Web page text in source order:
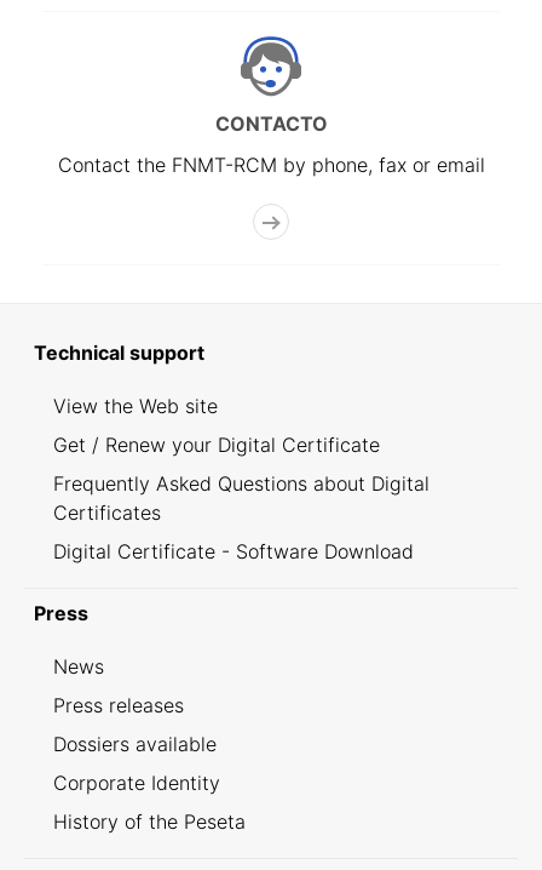
CONTACTO
Contact the FNMT-RCM by phone, fax or email
Technical support
View the Web site
Get / Renew your Digital Certificate
Frequently Asked Questions about Digital
Certificates
Digital Certificate - Software Download
Press
News
Press releases
Dossiers available
Corporate Identity
History of the Peseta